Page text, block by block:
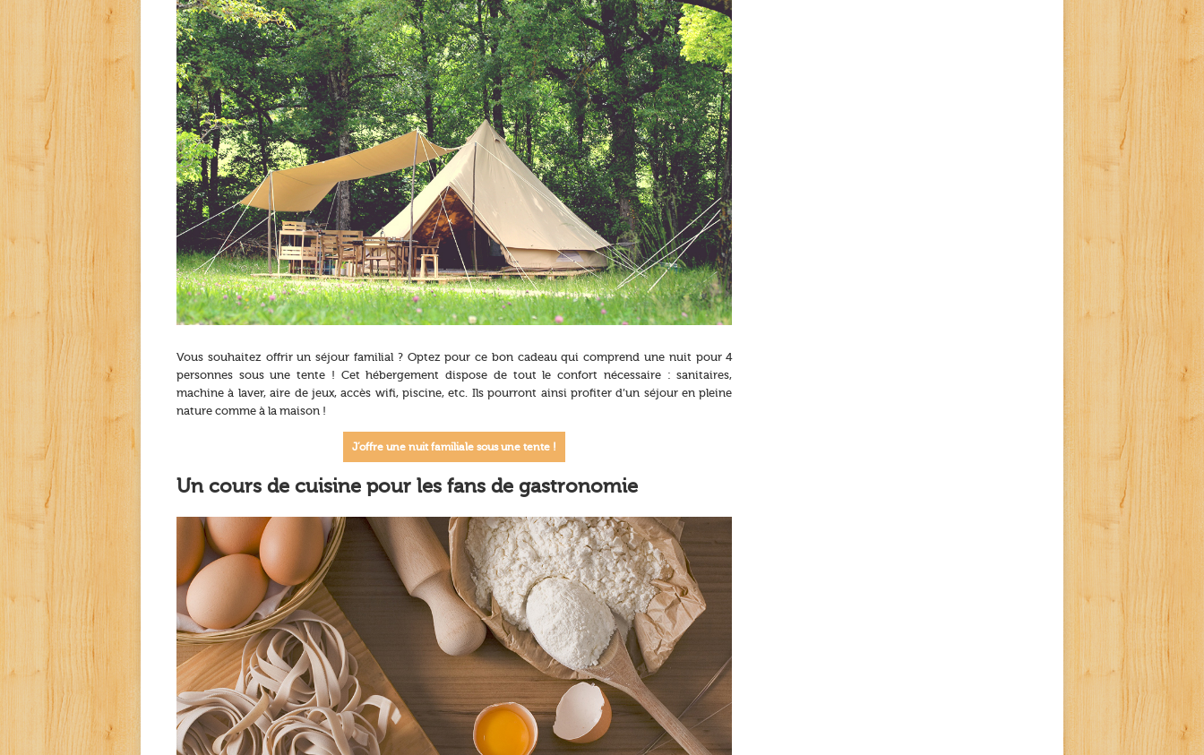
Vous souhaitez offrir un séjour familial ? Optez pour ce bon cadeau qui comprend une nuit pour 4
personnes sous une tente ! Cet hébergement dispose de tout le confort nécessaire : sanitaires,
machine à laver, aire de jeux, accès wifi, piscine, etc. Ils pourront ainsi profiter d’un séjour en pleine
nature comme à la maison !
J’offre une nuit familiale sous une tente !
Un cours de cuisine pour les fans de gastronomie